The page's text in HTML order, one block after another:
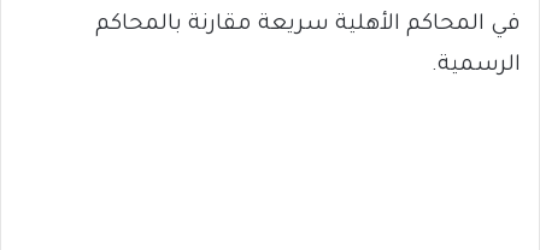
في المحاكم الأهلية سريعة مقارنة بالمحاكم
الرسمية.